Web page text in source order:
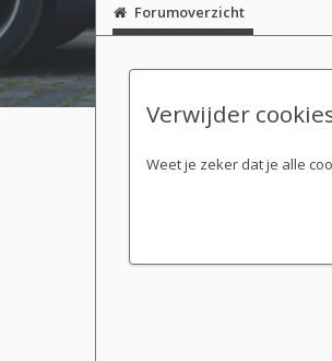
Forumoverzicht
Verwijder
Weet je zeker dat je alle